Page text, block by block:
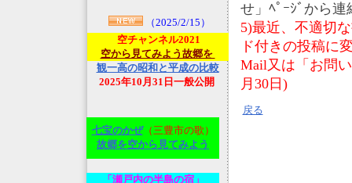
（2025/2/15）
空チャンネル2021
空から見てみよう故郷を
観一高の昭和と平成の比較
2025年10月31日一般公開
七宝のかぜ（三豊市の歌）
故郷を空から見てみよ う
「瀬戸内の半島の宿」
せ」ﾍﾟｰｼﾞから連
5)最近、不適切
ド付きの投稿に
Mail又は「お問
月30日)
戻る